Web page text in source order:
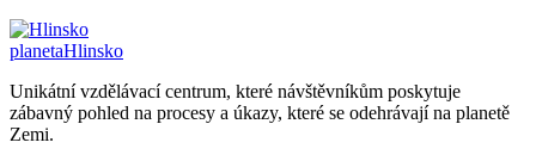
planetaHlinsko
Unikátní vzdělávací centrum, které návštěvníkům poskytuje
zábavný pohled na procesy a úkazy, které se odehrávají na planetě
Zemi.